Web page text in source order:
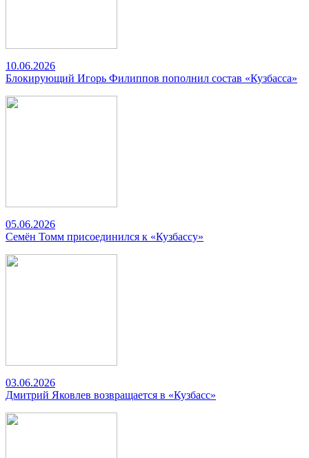
10.06.2026
Блокирующий Игорь Филиппов пополнил состав «Кузбасса»
05.06.2026
Семён Томм присоединился к «Кузбассу»
03.06.2026
Дмитрий Яковлев возвращается в «Кузбасс»